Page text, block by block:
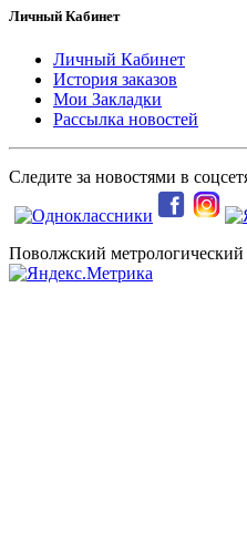
Личный Кабинет
Личный Кабинет
История заказов
Мои Закладки
Рассылка новостей
Следите за новостями в
Поволжский